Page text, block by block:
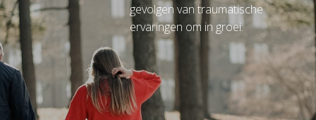
gevolgen van traumatische
ervaringen om in groei.